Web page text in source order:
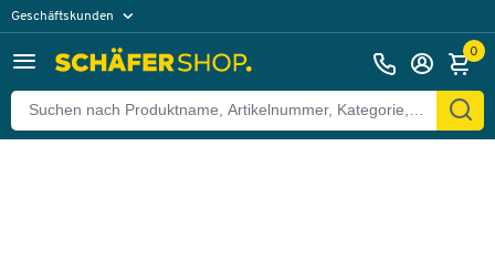
Geschäftskunden
0
Zurück